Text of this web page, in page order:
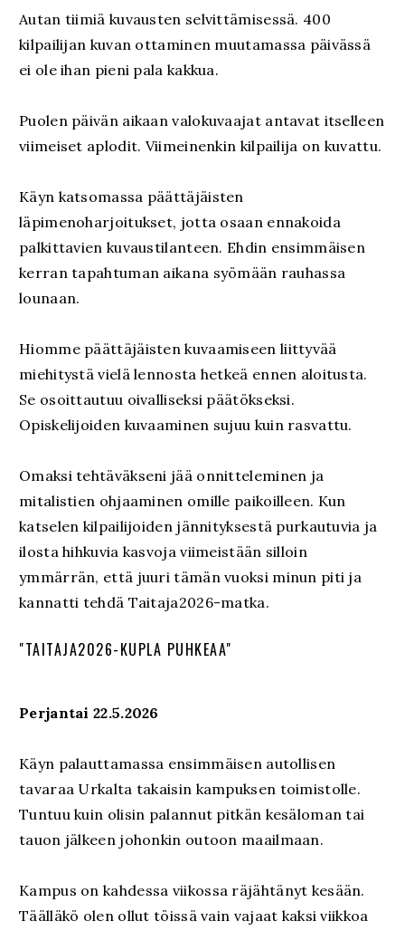
Autan tiimiä kuvausten selvittämisessä. 400
kilpailijan kuvan ottaminen muutamassa päivässä
ei ole ihan pieni pala kakkua.
Puolen päivän aikaan valokuvaajat antavat itselleen
viimeiset aplodit. Viimeinenkin kilpailija on kuvattu.
Käyn katsomassa päättäjäisten
läpimenoharjoitukset, jotta osaan ennakoida
palkittavien kuvaustilanteen. Ehdin ensimmäisen
kerran tapahtuman aikana syömään rauhassa
lounaan.
Hiomme päättäjäisten kuvaamiseen liittyvää
miehitystä vielä lennosta hetkeä ennen aloitusta.
Se osoittautuu oivalliseksi päätökseksi.
Opiskelijoiden kuvaaminen sujuu kuin rasvattu.
Omaksi tehtäväkseni jää onnitteleminen ja
mitalistien ohjaaminen omille paikoilleen. Kun
katselen kilpailijoiden jännityksestä purkautuvia ja
ilosta hihkuvia kasvoja viimeistään silloin
ymmärrän, että juuri tämän vuoksi minun piti ja
kannatti tehdä Taitaja2026-matka.
"TAITAJA2026-KUPLA PUHKEAA"
Perjantai 22.5.2026
Käyn palauttamassa ensimmäisen autollisen
tavaraa Urkalta takaisin kampuksen toimistolle.
Tuntuu kuin olisin palannut pitkän kesäloman tai
tauon jälkeen johonkin outoon maailmaan.
Kampus on kahdessa viikossa räjähtänyt kesään.
Täälläkö olen ollut töissä vain vajaat kaksi viikkoa